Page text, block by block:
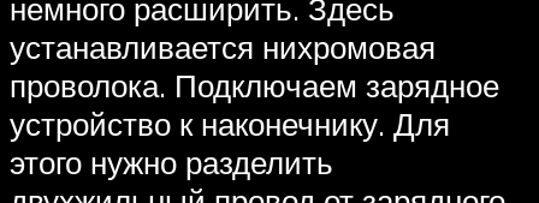
немного расширить. Здесь
устанавливается нихромовая
проволока. Подключаем зарядное
устройство к наконечнику. Для
этого нужно разделить